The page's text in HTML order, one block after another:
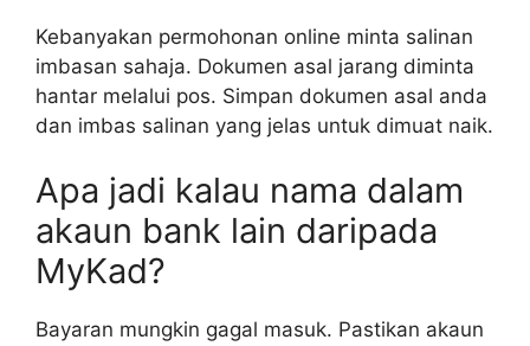
Kebanyakan permohonan online minta salinan
imbasan sahaja. Dokumen asal jarang diminta
hantar melalui pos. Simpan dokumen asal anda
dan imbas salinan yang jelas untuk dimuat naik.
Apa jadi kalau nama dalam
akaun bank lain daripada
MyKad?
Bayaran mungkin gagal masuk. Pastikan akaun